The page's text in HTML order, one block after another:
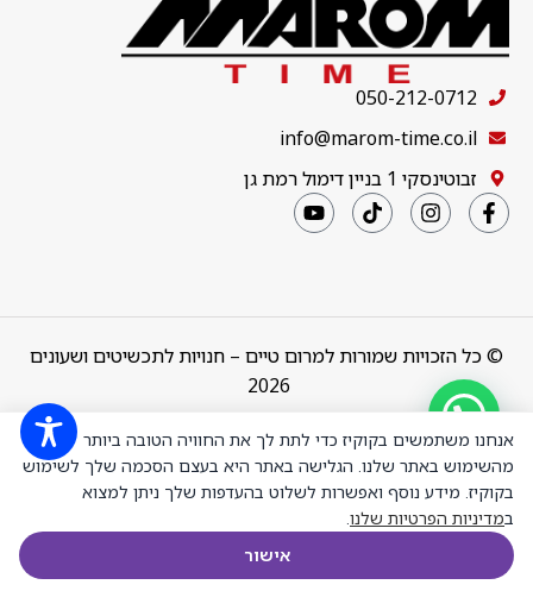
050-212-0712
info@marom-time.co.il
זבוטינסקי 1 בניין דימול רמת גן
© כל הזכויות שמורות למרום טיים – חנויות לתכשיטים ושעונים
2026
Design & Code bythebuildup
חנות
רשימת משאלות
עגלת הקניות
חשבון שלי
Victoria Cruz
₪225.00 הוספה
אנחנו משתמשים בקוקיז כדי לתת לך את החוויה הטובה ביותר
מהשימוש באתר שלנו. הגלישה באתר היא בעצם הסכמה שלך לשימוש
בקוקיז. מידע נוסף ואפשרות לשלוט בהעדפות שלך ניתן למצוא
במדיניות הפרטיות שלנו.
אישור